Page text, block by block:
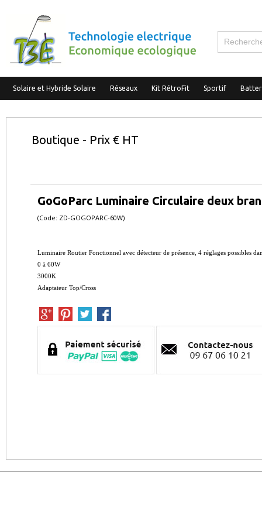
Solaire et Hybride Solaire Réseaux Kit RétroFit Sportif
Boutique - Prix € HT
GoGoParc Luminaire Circulaire deux
(Code: ZD-GOGOPARC-60W)
Luminaire Routier Fonctionnel avec détecteur de présence, 4 réglages possibles
0 à 60W
3000K
Adaptateur Top/Cross